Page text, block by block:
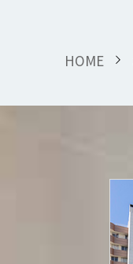
HOME